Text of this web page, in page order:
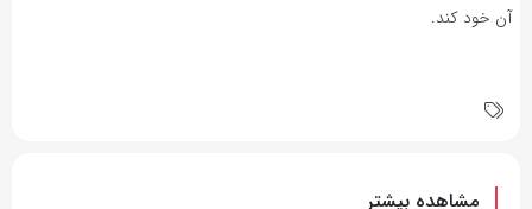
آن خود کند.
مشاهده بیشتر